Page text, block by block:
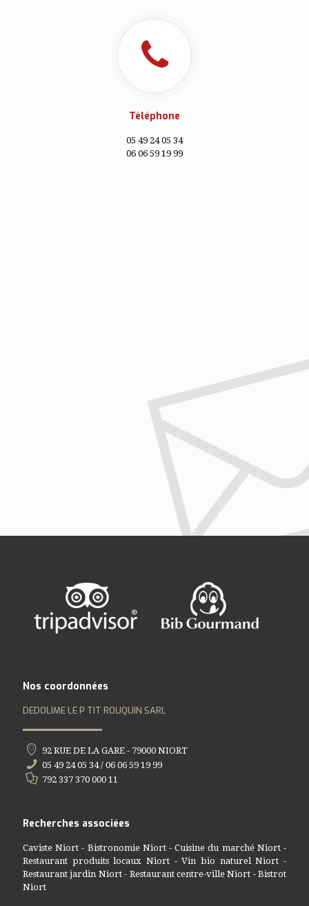
Téléphone
05 49 24 05 34
06 06 59 19 99
Nos coordonnées
DEDOLIME LE P TIT ROUQUIN SARL
92 RUE DE LA GARE - 79000 NIORT
05 49 24 05 34 / 06 06 59 19 99
792 337 370 000 11
Recherches associées
Caviste Niort - Bistronomie Niort-Cuisine du marché Niort-
Restaurant produits locaux Niort -Vin bio naturel Niort -
Restaurant jardin Niort- Restaurant centre-ville Niort - Bistrot
Niort